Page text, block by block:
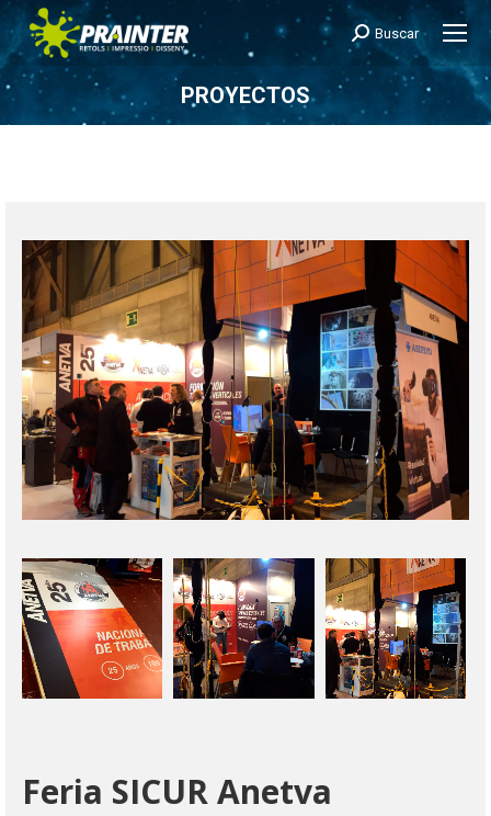
Search:
Buscar
PROYECTOS
Feria SICUR Anetva